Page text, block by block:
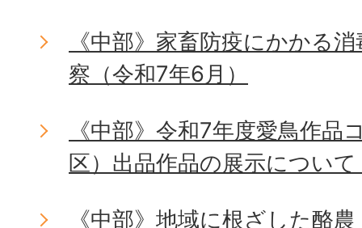
《中部》家畜防疫にかかる
察（令和7年6月）
《中部》令和7年度愛鳥作品
区）出品作品の展示につい
《中部》地域に根ざした酪農